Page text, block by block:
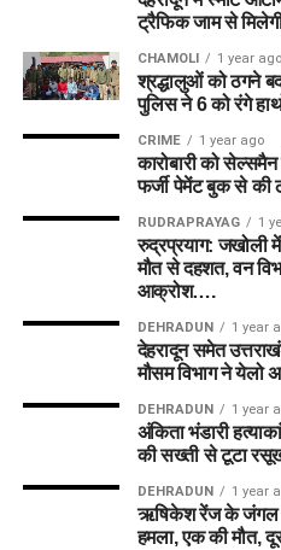
ट्रैफिक जाम से
CHAMOLI 1 year ago
श्रद्धालुओं को ठगने
पुलिस ने 6 को रंगे
CRIME 1 year ago
कारोबारी को
फर्जी पेमेंट बुक से की
RUDRAPRAYAG 1
रुद्रप्रयाग: जखोली
मौत से दहशत, वन
आक्रोश….
DEHRADUN 1 year
देहरादून समेत
मौसम विभाग ने येलो
DEHRADUN 1 year
अंकिता भंडारी
की सख्ती से टूटा
DEHRADUN 1 year
ऋषिकेश रेंज के जंगल में
हमला, एक की मौत,